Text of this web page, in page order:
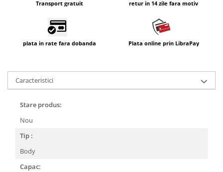
Inele reductii obiective
Curatare si intretinere
Blitz-uri externe
Blitz-uri TTL - Dedicate
Blitz-uri circulare (Macro)
Adaptoare stativ port umbrela si
blitz TTL
Comander TTL
Cabluri TTL
Cabluri si Patine Sincron
Alimentare auxiliara blitz
Transport gratuit retur in 14 zile fara motiv
plata in rate fara dobanda Plata online prin LibraPay
Caracteristici
Stare produs:
Nou
Tip :
Body
Capac: